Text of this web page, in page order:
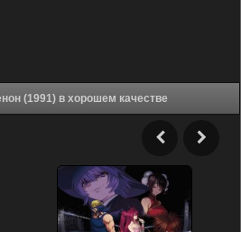
Аниме Експер Зенон (1991) в хорошем качестве